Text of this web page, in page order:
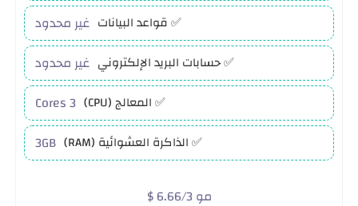
غير محدود ✅ قواعد البيانات
غير محدود ✅ حسابات البريد الإلكتروني
3 Cores ✅ المعالج (CPU)
3GB ✅ الذاكرة العشوائية (RAM)
$ 6.66/3 مو